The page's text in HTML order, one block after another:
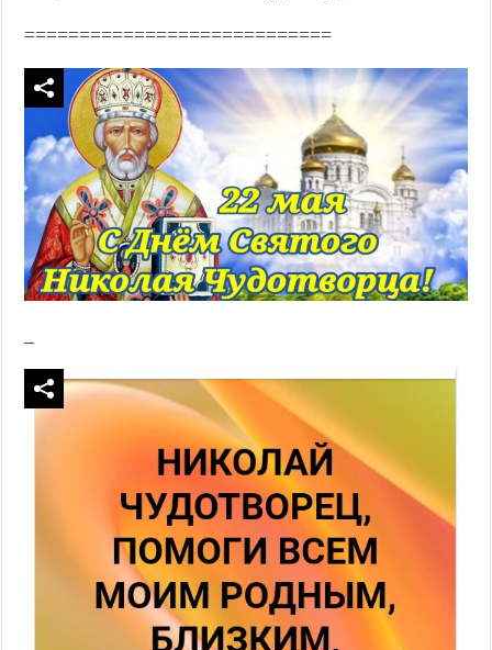
============================